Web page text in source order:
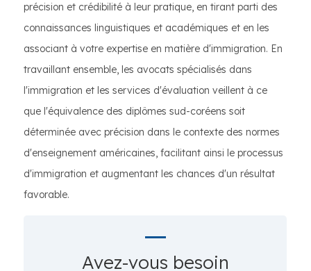
précision et crédibilité à leur pratique, en tirant parti des
connaissances linguistiques et académiques et en les
associant à votre expertise en matière d'immigration. En
travaillant ensemble, les avocats spécialisés dans
l'immigration et les services d'évaluation veillent à ce
que l'équivalence des diplômes sud-coréens soit
déterminée avec précision dans le contexte des normes
d'enseignement américaines, facilitant ainsi le processus
d'immigration et augmentant les chances d'un résultat
favorable.
Avez-vous besoin